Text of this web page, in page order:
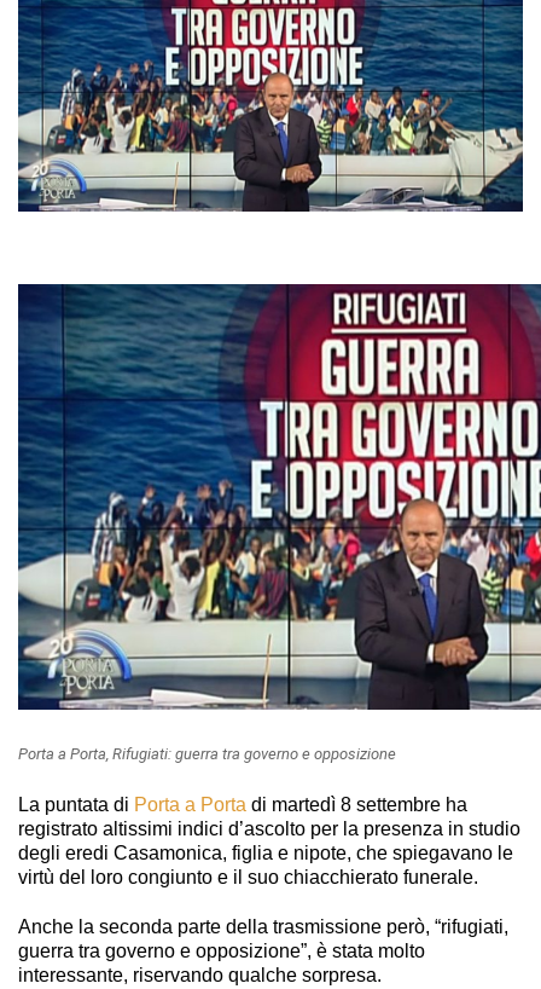
Porta a Porta, Rifugiati: guerra tra governo e opposizione
La puntata di Porta a Porta di martedì 8 settembre ha
registrato altissimi indici d’ascolto per la presenza in studio
degli eredi Casamonica, figlia e nipote, che spiegavano le
virtù del loro congiunto e il suo chiacchierato funerale.
Anche la seconda parte della trasmissione però, “rifugiati,
guerra tra governo e opposizione”, è stata molto
interessante, riservando qualche sorpresa.